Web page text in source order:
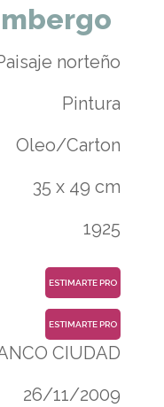
norteño
Pintura
Oleo/Carton
35 x 49 cm
1925
ESTIMARTE PRO
ESTIMARTE PRO
CIUDAD
26/11/2009